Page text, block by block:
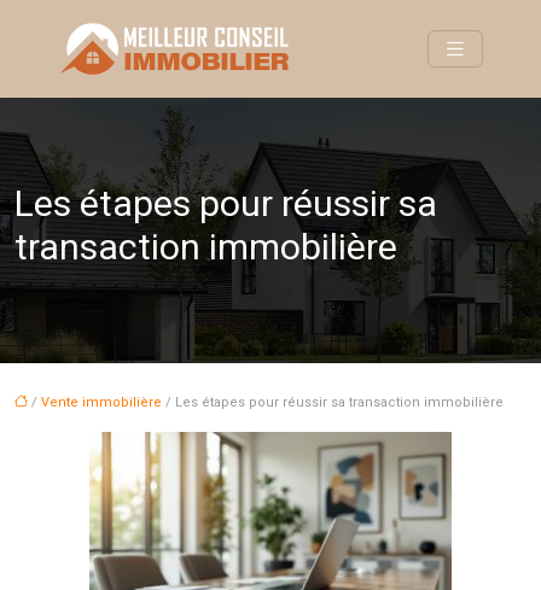
Les étapes pour réussir sa
transaction immobilière
/ Vente immobilière / Les étapes pour réussir sa transaction immobilière